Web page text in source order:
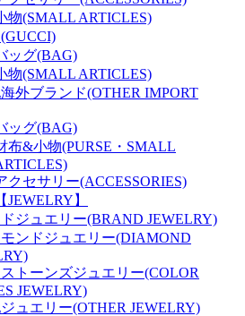
物(SMALL ARTICLES)
ッグ(BAG)
物(SMALL ARTICLES)
外ブランド(OTHER IMPORT
ッグ(BAG)
布&小物(PURSE・SMALL
クセサリー(ACCESSORIES)
】
ジュエリー(BRAND JEWELRY)
ンドジュエリー(DIAMOND
トーンズジュエリー(COLOR
JEWELRY)
ュエリー(OTHER JEWELRY)